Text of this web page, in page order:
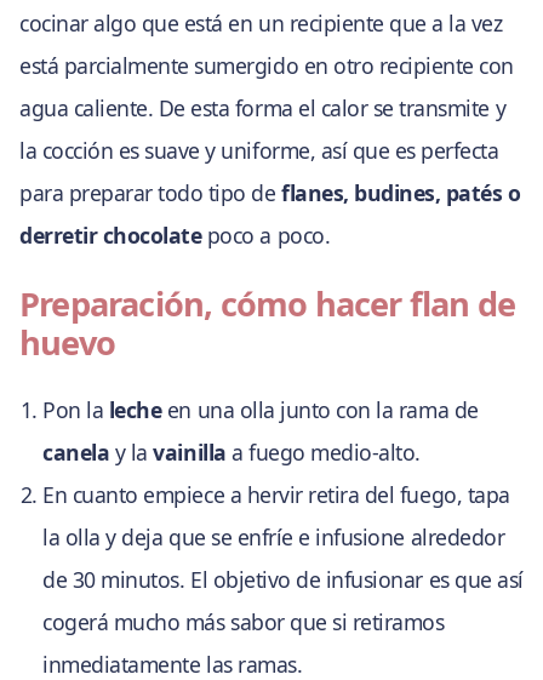
cocinar algo que está en un recipiente que a la vez
está parcialmente sumergido en otro recipiente con
agua caliente. De esta forma el calor se transmite y
la cocción es suave y uniforme, así que es perfecta
para preparar todo tipo deflanes, budines, patés o
derretir chocolatepoco a poco.
Preparación, cómo hacer flan de
huevo
Pon la lecheen una olla junto con la rama de
canela y lavainilla a fuego medio-alto.
En cuanto empiece a hervir retira del fuego, tapa
la olla y deja que se enfríe e infusione alrededor
de 30 minutos. El objetivo de infusionar es que así
cogerá mucho más sabor que si retiramos
inmediatamente las ramas.